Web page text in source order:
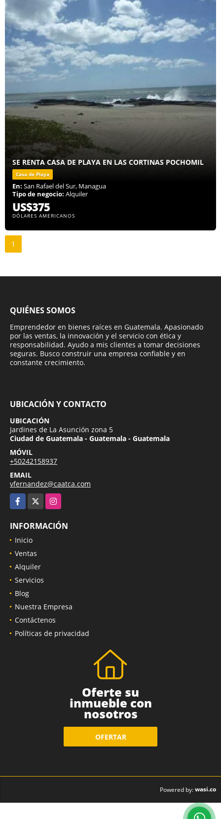
SE RENTA CASA DE PLAYA EN LAS CORTINAS POCHOMIL
Casa de Playa
En: San Rafael del Sur, Managua
Tipo de negocio: Alquiler
US$375
DÓLARES AMERICANOS
1
QUIÉNES SOMOS
Emprendedor en bienes raíces en Guatemala. Apasionado
por las ventas, la innovación y el servicio con ética y
responsabilidad. Ayudo a mis clientes a tomar decisiones
seguras. Busco construir una empresa confiable y en
constante crecimiento.
UBICACIÓN Y CONTACTO
UBICACIÓN
Jardines de La Asunción zona 5
Ciudad de Guatemala - Guatemala - Guatemala
MÓVIL
+50242158937
EMAIL
vfernandez@caatca.com
Facebook
Instagram
INFORMACIÓN
Inicio
Ventas
Alquiler
Servicios
Blog
Nuestra Empresa
Contáctenos
Políticas de privacidad
Oferte su
inmueble con
nosotros
OFERTAR
Powered by:wasi.co